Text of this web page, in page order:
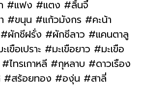
#แฟง #แตง #ลิ้นจี้
#ขนุน #แก้วมังกร #คะน้า
ผักชีฝรั่ง #ผักชีลาว #แคนตาลู
ขือเปราะ #มะเขือยาว #มะเขือ
ไทรเกาหลี #กุหลาบ #ดาวเรือง
#สร้อยทอง #องุ่น #สาลี่